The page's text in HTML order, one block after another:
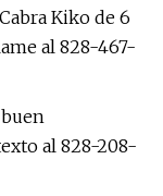
Kiko de 6
al 828-467-
al 828-208-